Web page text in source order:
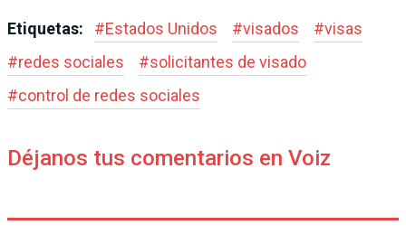
Etiquetas: #Estados Unidos #visados #visas
#redes sociales #solicitantes de visado
#control de redes sociales
Déjanos tus comentarios en Voiz